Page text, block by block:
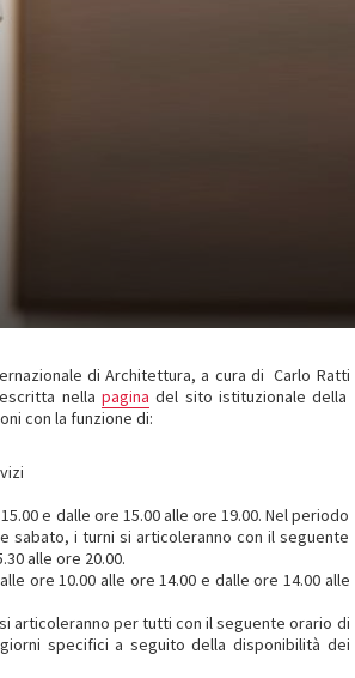
di Architettura, a cura di Carlo Ratti
nella pagina del sito istituzionale della
con la funzione di:
e dalle ore 15.00 alle ore 19.00. Nel periodo
sabato, i turni si articoleranno con il seguente
alle ore 20.00.
ore 10.00 alle ore 14.00 e dalle ore 14.00 alle
articoleranno per tutti con il seguente orario di
specifici a seguito della disponibilità dei